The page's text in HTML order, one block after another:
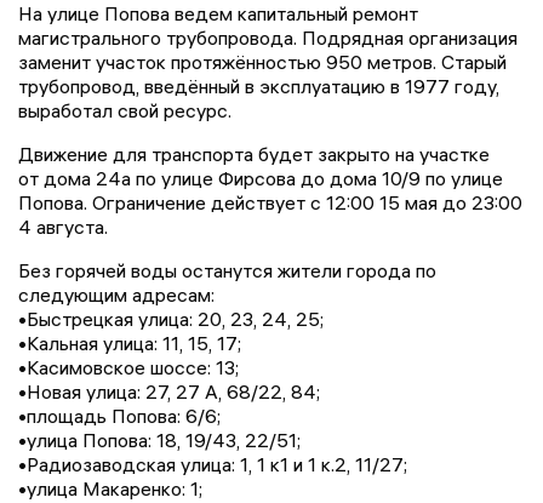
На улице Попова ведем капитальный ремонт
магистрального трубопровода. Подрядная организация
заменит участок протяжённостью 950 метров. Старый
трубопровод, введённый в эксплуатацию в 1977 году,
выработал свой ресурс.
Движение для транспорта будет закрыто на участке
от дома 24а по улице Фирсова до дома 10/9 по улице
Попова. Ограничение действует с 12:00 15 мая до 23:00
4 августа.
Без горячей воды останутся жители города по
следующим адресам:
•Быстрецкая улица: 20, 23, 24, 25;
•Кальная улица: 11, 15, 17;
•Касимовское шоссе: 13;
•Новая улица: 27, 27 А, 68/22, 84;
•площадь Попова: 6/6;
•улица Попова: 18, 19/43, 22/51;
•Радиозаводская улица: 1, 1 к1 и 1 к.2, 11/27;
•улица Макаренко: 1;